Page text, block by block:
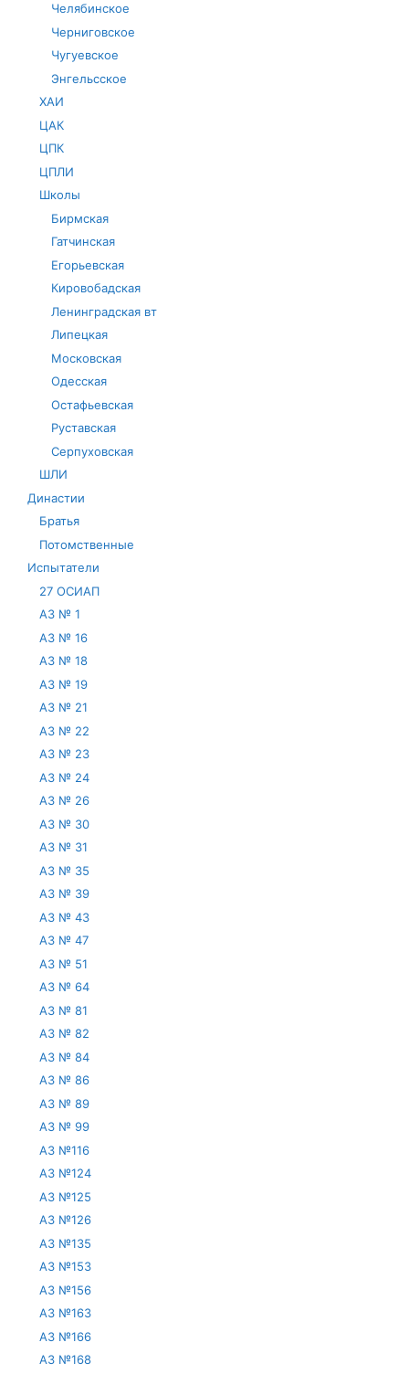
Челябинское
Черниговское
Чугуевское
Энгельсское
ХАИ
ЦАК
ЦПК
ЦПЛИ
Школы
Бирмская
Гатчинская
Егорьевская
Кировобадская
Ленинградская вт
Липецкая
Московская
Одесская
Остафьевская
Руставская
Серпуховская
ШЛИ
Династии
Братья
Потомственные
Испытатели
27 ОСИАП
АЗ № 1
АЗ № 16
АЗ № 18
АЗ № 19
АЗ № 21
АЗ № 22
АЗ № 23
АЗ № 24
АЗ № 26
АЗ № 30
АЗ № 31
АЗ № 35
АЗ № 39
АЗ № 43
АЗ № 47
АЗ № 51
АЗ № 64
АЗ № 81
АЗ № 82
АЗ № 84
АЗ № 86
АЗ № 89
АЗ № 99
АЗ №116
АЗ №124
АЗ №125
АЗ №126
АЗ №135
АЗ №153
АЗ №156
АЗ №163
АЗ №166
АЗ №168